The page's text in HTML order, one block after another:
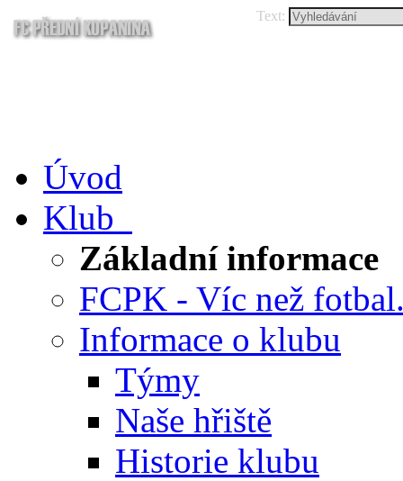
Text:
Úvod
Klub
Základní informace
FCPK - Víc než
Informace o klubu
Týmy
Naše hřiště
Historie klubu